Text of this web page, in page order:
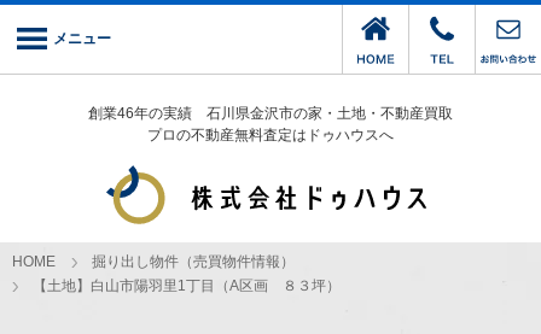
創業46年の実績 石川県金沢市の家・土地・不動産買取
プロの不動産無料査定はドゥハウスへ
メニュー
HOME
掘り出し物件（売買物件情報）
【土地】白山市陽羽里1丁目（A区画 ８３坪）